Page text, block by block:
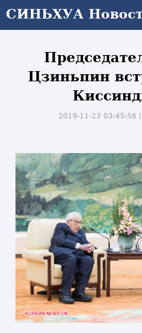
СИНЬХУА
Цзиньпин
2019-11-23 03:45:56